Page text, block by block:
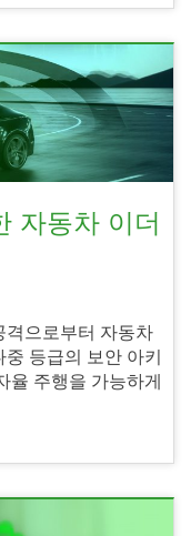
자동차 이더
격으로부터 자동차
등급의 보안 아키
율 주행을 가능하게